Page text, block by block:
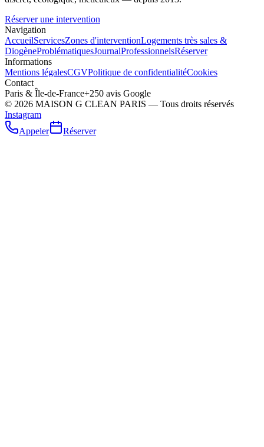
Réserver une intervention
Navigation
AccueilServicesZones d'interventionLogements très sales &
DiogèneProblématiquesJournalProfessionnelsRéserver
Informations
Mentions légalesCGVPolitique de confidentialitéCookies
Contact
Paris & Île-de-France+250 avis Google
© 2026 MAISON G CLEAN PARIS — Tous droits réservés
Instagram
Appeler
Réserver